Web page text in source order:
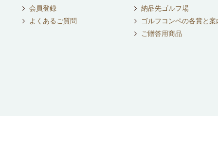
会員登録
よくあるご質問
納品先ゴルフ場
ゴルフコンペの各賞と案
ご贈答用商品